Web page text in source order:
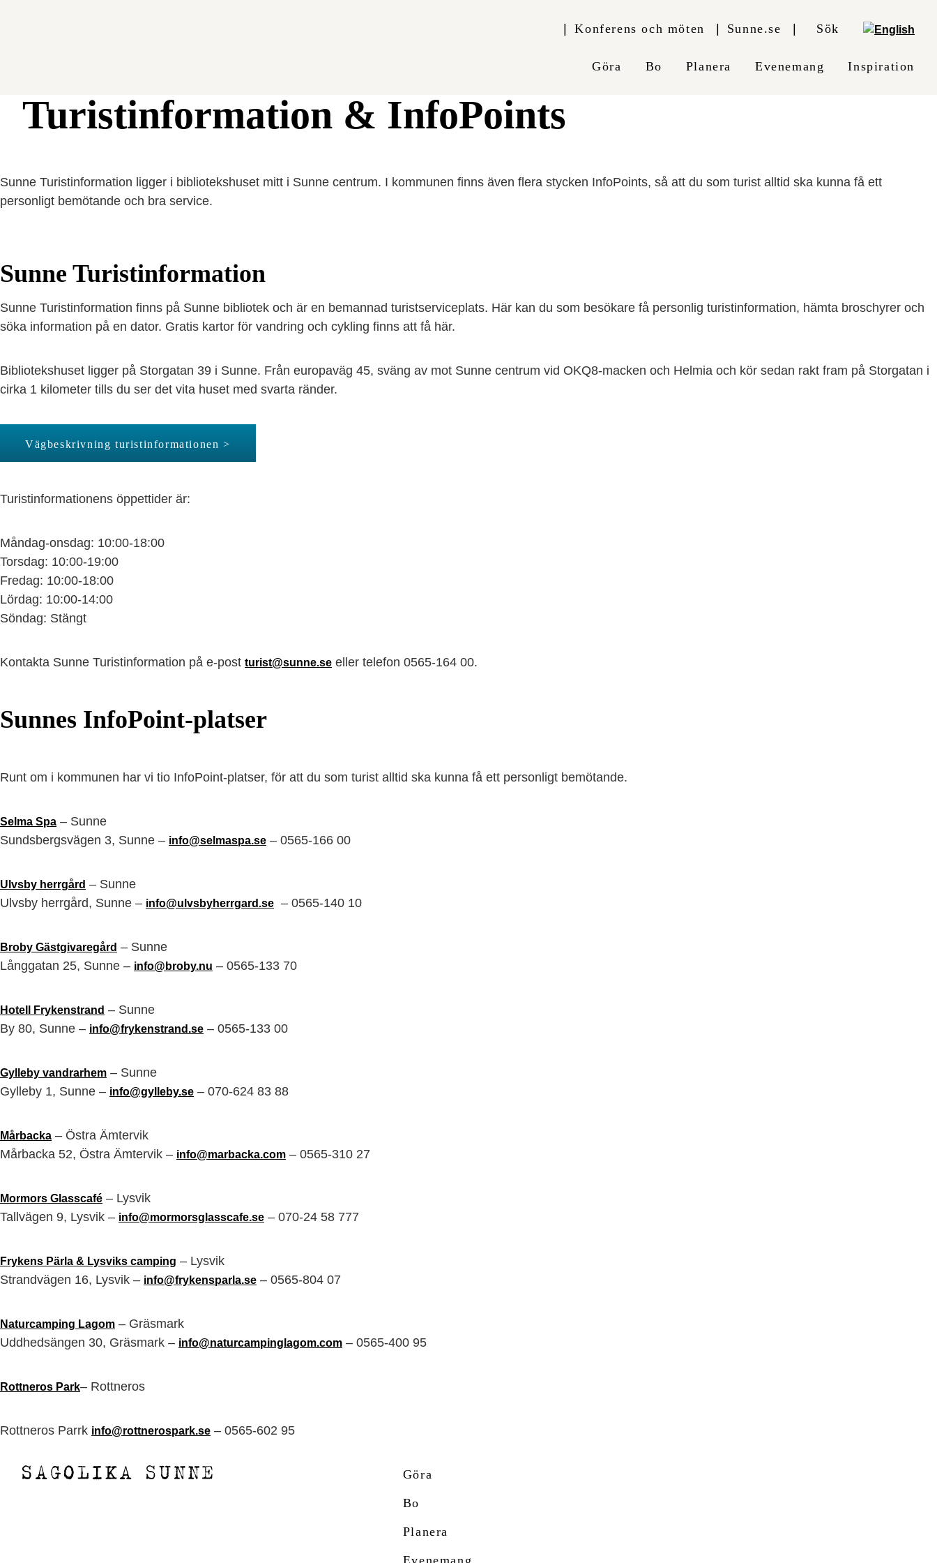
Konferens och möten Sunne.se Sök
Göra Bo Planera Evenemang Inspiration
Turistinformation & InfoPoints
Sunne Turistinformation ligger i bibliotekshuset mitt i Sunne centrum. I kommunen finns även flera stycken InfoPoints, så att du som turist alltid ska kunna få ett
personligt bemötande och bra service.
Sunne Turistinformation
Sunne Turistinformation finns på Sunne bibliotek och är en bemannad turistserviceplats. Här kan du som besökare få personlig turistinformation, hämta broschyrer och
söka information på en dator. Gratis kartor för vandring och cykling finns att få här.
Bibliotekshuset ligger på Storgatan 39 i Sunne. Från europaväg 45, sväng av mot Sunne centrum vid OKQ8-macken och Helmia och kör sedan rakt fram på Storgatan i
cirka 1 kilometer tills du ser det vita huset med svarta ränder.
Vägbeskrivning turistinformationen >
Turistinformationens öppettider är:
Måndag-onsdag: 10:00-18:00
Torsdag: 10:00-19:00
Fredag: 10:00-18:00
Lördag: 10:00-14:00
Söndag: Stängt
Kontakta Sunne Turistinformation på e-post turist@sunne.se eller telefon 0565-164 00.
Sunnes InfoPoint-platser
Runt om i kommunen har vi tio InfoPoint-platser, för att du som turist alltid ska kunna få ett personligt bemötande.
Selma Spa – Sunne
Sundsbergsvägen 3, Sunne – info@selmaspa.se – 0565-166 00
Ulvsby herrgård – Sunne
Ulvsby herrgård, Sunne – info@ulvsbyherrgard.se – 0565-140 10
Broby Gästgivaregård – Sunne
Långgatan 25, Sunne – info@broby.nu – 0565-133 70
Hotell Frykenstrand – Sunne
By 80, Sunne – info@frykenstrand.se – 0565-133 00
Gylleby vandrarhem – Sunne
Gylleby 1, Sunne – info@gylleby.se – 070-624 83 88
Mårbacka – Östra Ämtervik
Mårbacka 52, Östra Ämtervik – info@marbacka.com – 0565-310 27
Mormors Glasscafé – Lysvik
Tallvägen 9, Lysvik – info@mormorsglasscafe.se – 070-24 58 777
Frykens Pärla & Lysviks camping – Lysvik
Strandvägen 16, Lysvik – info@frykensparla.se – 0565-804 07
Naturcamping Lagom – Gräsmark
Uddhedsängen 30, Gräsmark – info@naturcampinglagom.com – 0565-400 95
Rottneros Park– Rottneros
Rottneros Parrk info@rottnerospark.se – 0565-602 95
Göra
Bo
Planera
Evenemang